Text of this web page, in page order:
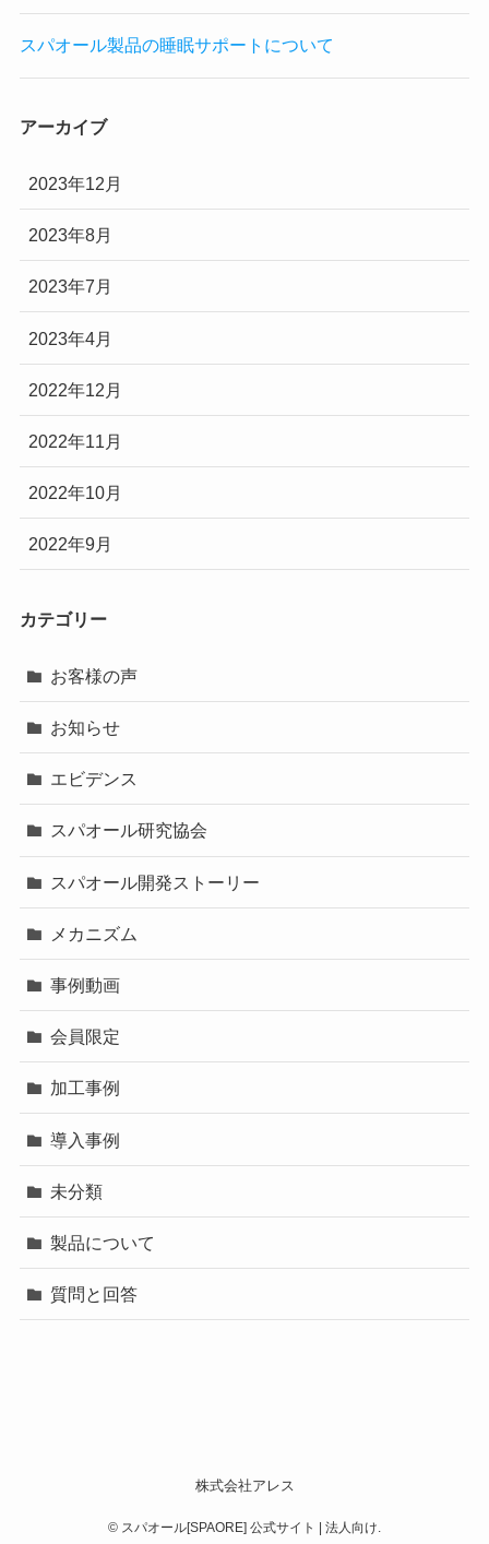
スパオール製品の睡眠サポートについて
アーカイブ
2023年12月
2023年8月
2023年7月
2023年4月
2022年12月
2022年11月
2022年10月
2022年9月
カテゴリー
お客様の声
お知らせ
エビデンス
スパオール研究協会
スパオール開発ストーリー
メカニズム
事例動画
会員限定
加工事例
導入事例
未分類
製品について
質問と回答
株式会社アレス
© スパオール[SPAORE] 公式サイト | 法人向け.